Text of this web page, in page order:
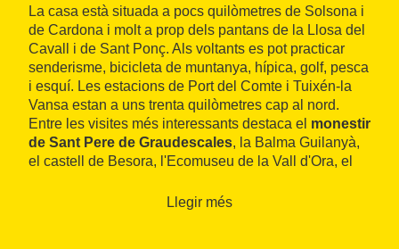
La casa està situada a pocs quilòmetres de Solsona i
de Cardona i molt a prop dels pantans de la Llosa del
Cavall i de Sant Ponç. Als voltants es pot practicar
senderisme, bicicleta de muntanya, hípica, golf, pesca
i esquí. Les estacions de Port del Comte i Tuixén-la
Vansa estan a uns trenta quilòmetres cap al nord.
Entre les visites més interessants destaca el monestir
de Sant Pere de Graudescales, la Balma Guilanyà,
el castell de Besora, l'Ecomuseu de la Vall d'Ora, el
Diocesà i Comarcal de Solsona, la cripta romànica i el
Llegir més